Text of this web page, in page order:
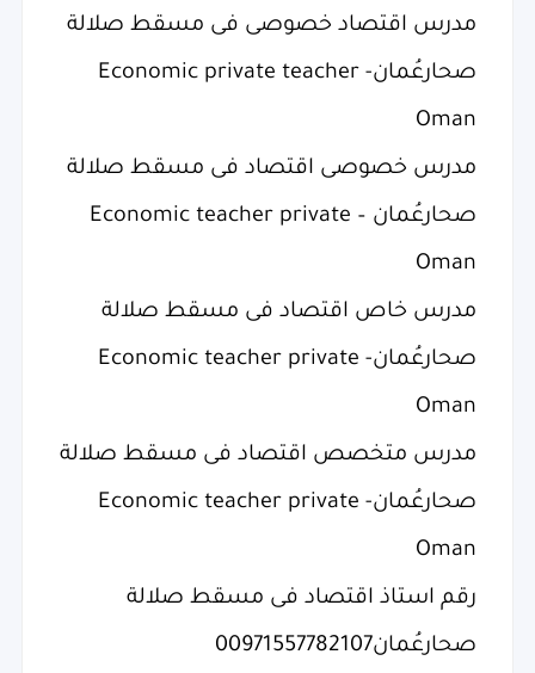
مدرس اقتصاد خصوصى فى مسقط صلالة
صحارعُمان- Economic private teacher
Oman
مدرس خصوصى اقتصاد فى مسقط صلالة
صحارعُمان – Economic teacher private
Oman
مدرس خاص اقتصاد فى مسقط صلالة
صحارعُمان- Economic teacher private
Oman
مدرس متخصص اقتصاد فى مسقط صلالة
صحارعُمان- Economic teacher private
Oman
رقم استاذ اقتصاد فى مسقط صلالة
صحارعُمان00971557782107